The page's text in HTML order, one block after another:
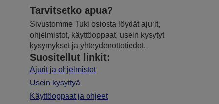
Tarvitsetko apua?
Sivustomme Tuki osiosta löydät ajurit,
ohjelmistot, käyttöoppaat, usein kysytyt
kysymykset ja yhteydenottotiedot.
Suositellut linkit:
Ajurit ja ohjelmistot
Usein kysyttyä
Käyttöoppaat ja ohjeet